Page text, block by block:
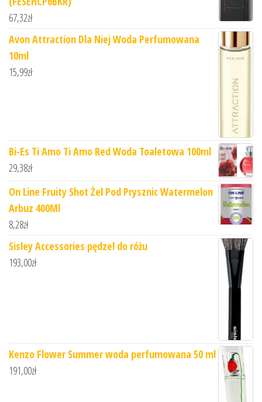
67,32zł
Avon Attraction Dla Niej Woda Perfumowana
10ml
15,99zł
Bi-Es Ti Amo Ti Amo Red Woda Toaletowa 100ml
29,38zł
On Line Fruity Shot Żel Pod Prysznic Watermelon
Arbuz 400Ml
8,28zł
Sisley Accessories pędzel do różu
193,00zł
Kenzo Flower Summer woda perfumowana 50 ml
191,00zł